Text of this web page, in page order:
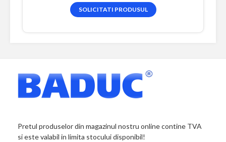
SOLICITATI PRODUSUL
Pretul produselor din magazinul nostru online contine TVA
si este valabil in limita stocului disponibil!